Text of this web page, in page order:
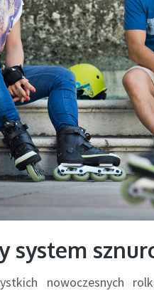
system
nowoczesnych